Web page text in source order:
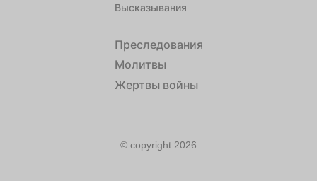
Высказывания
Преследования
Молитвы
Жертвы войны
© copyright 2026